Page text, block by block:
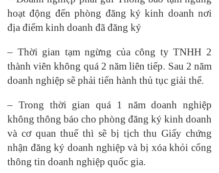
hoạt động đến phòng đăng ký kinh doanh nơi
địa điểm kinh doanh đã đăng ký
– Thời gian tạm ngừng của công ty TNHH 2
thành viên không quá 2 năm liên tiếp. Sau 2 năm
doanh nghiệp sẽ phải tiến hành thủ tục giải thể.
– Trong thời gian quá 1 năm doanh nghiệp
không thông báo cho phòng đăng ký kinh doanh
và cơ quan thuế thì sẽ bị tịch thu Giấy chứng
nhận đăng ký doanh nghiệp và bị xóa khỏi cổng
thông tin doanh nghiệp quốc gia.